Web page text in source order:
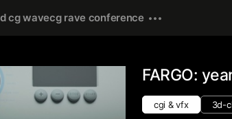
cg wavecg rave conference
FARGO:
cgi & vfx 3d-